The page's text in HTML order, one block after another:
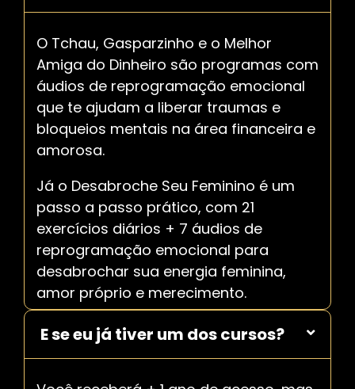
O Tchau, Gasparzinho e o Melhor
Amiga do Dinheiro são programas com
áudios de reprogramação emocional
que te ajudam a liberar traumas e
bloqueios mentais na área financeira e
amorosa.
Já o Desabroche Seu Feminino é um
passo a passo prático, com 21
exercícios diários + 7 áudios de
reprogramação emocional para
desabrochar sua energia feminina,
amor próprio e merecimento.
E se eu já tiver um dos cursos?